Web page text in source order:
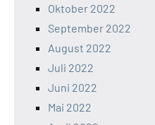
Oktober 2022
September 2022
August 2022
Juli 2022
Juni 2022
Mai 2022